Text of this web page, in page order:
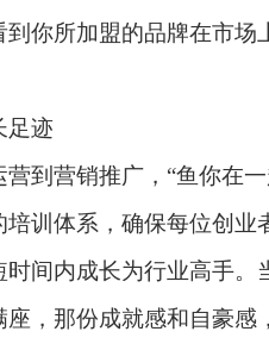
你所加盟的品牌在市场
足迹
到营销推广，“鱼你在
训体系，确保每位创业
间内成长为行业高手。
，那份成就感和自豪感